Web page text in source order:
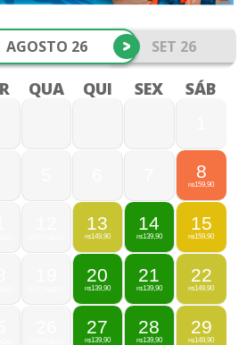
AGOSTO 26 SET 26
>
QUA QUI SEX SÁB
8
R$159,90
13
R$149,90
14
R$139,90
15
R$159,90
20
R$139,90
21
R$139,90
22
R$149,90
27
R$139,90
28
R$139,90
29
R$149,90